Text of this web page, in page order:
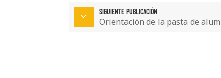
SIGUIENTE PUBLICACIÓN
Orientación de la pasta de